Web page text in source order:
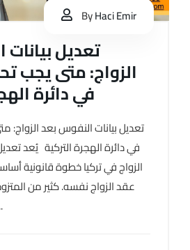
ByHaci Emir
تعديل
الزواج: متى يجب
في دائرة
تعديل بيانات النفوس بعد الزواج:
في دائرة الهجرة التركية يُعد
الزواج في تركيا خطوة قانونية
عقد الزواج نفسه. كثير من